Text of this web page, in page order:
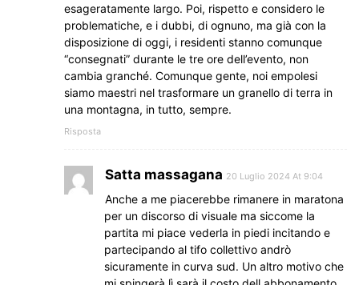
esageratamente largo. Poi, rispetto e considero le
problematiche, e i dubbi, di ognuno, ma già con la
disposizione di oggi, i residenti stanno comunque
“consegnati” durante le tre ore dell’evento, non
cambia granché. Comunque gente, noi empolesi
siamo maestri nel trasformare un granello di terra in
una montagna, in tutto, sempre.
Risposta
Satta massagana 20 Luglio 2024 At 9:04
Anche a me piacerebbe rimanere in maratona
per un discorso di visuale ma siccome la
partita mi piace vederla in piedi incitando e
partecipando al tifo collettivo andrò
sicuramente in curva sud. Un altro motivo che